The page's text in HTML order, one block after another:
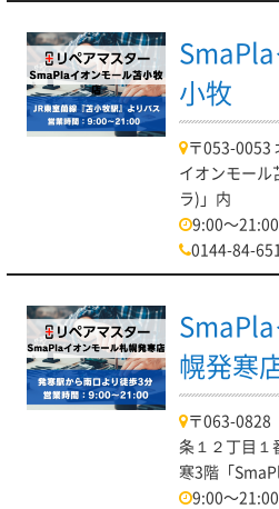
パソコン修理リペアマスター川口店
【【パソコン修理リペア
HDD経年劣化による動作
本日7月１５日 金曜日の営業時間
ております。
現在時短営業中です！
まず最初は、修理メニューです！
当店ではPC修理を幅広く対応させ
小牧
〒053-0053
イオンモー
ラ)」内
9:00～21:00
0144-84-
幌発寒
〒063-
条１２丁目
寒3階「
9:00～21:00